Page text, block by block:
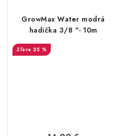
GrowMax Water modrá
hadička 3/8 "- 10m
25 %